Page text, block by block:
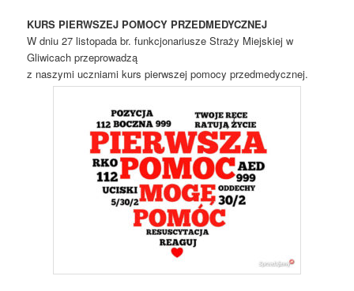
KURS PIERWSZEJ POMOCY PRZEDMEDYCZNEJ
W dniu 27 listopada br. funkcjonariusze Straży Miejskiej w
Gliwicach przeprowadzą
z naszymi uczniami kurs pierwszej pomocy przedmedycznej.